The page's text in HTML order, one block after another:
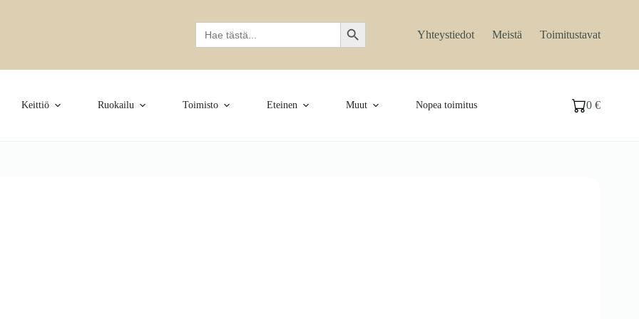
Search
for:
Search Button Yhteystiedot Meistä Toimitustavat
Keittiö Ruokailu Toimisto Eteinen Muut Nopea toimitus Ostoskori
0€